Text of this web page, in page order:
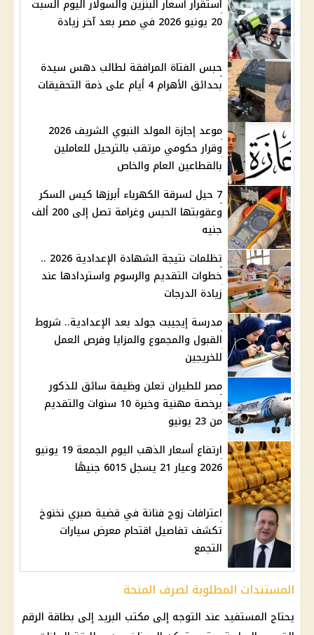
استقرار أسعار البنزين والسولار اليوم السبت
20 يونيو 2026 في مصر بعد آخر زيادة
حبس الفتاة المرافقة لطالب دهس سيدة
بحدائق الأهرام 4 أيام على ذمة التحقيقات
موعد إجازة المولد النبوي الشريف 2026
وقرار حكومي مرتقب بالترحيل للعاملين
بالقطاعين العام والخاص
7 حيل لسرقة الكهرباء أبرزها كيس السكر
وعقوبتها الحبس وغرامة تصل إلى 200 ألف
جنيه
تظلمات نتيجة الشهادة الإعدادية 2026 ..
خطوات التقديم والرسوم واستردادها عند
زيادة الدرجات
مدرسة إيجيبت جولد بعد الإعدادية.. شروط
القبول والمجموع والمزايا وفرص العمل
للخريجين
مصر للطيران تعلن وظيفة سائق للذكور
برخصة مهنية وخبرة 10 سنوات والتقديم
من 23 يونيو
ارتفاع أسعار الذهب اليوم الجمعة 19 يونيو
2026 وعيار 21 يسجل 6015 جنيهًا
اعترافات زوج فنانة في قضية صبري نخنوخ
تكشف تفاصيل اقتحام معرض سيارات
التجمع
المستندات المطلوبة لصرف المنحة
يحتاج المستفيد عند التوجه إلى مكتب البريد إلى بطاقة الرقم